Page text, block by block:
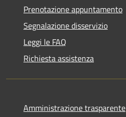
Prenotazione appuntamento
Segnalazione disservizio
Leggi le FAQ
Richiesta assistenza
Amministrazione trasparente